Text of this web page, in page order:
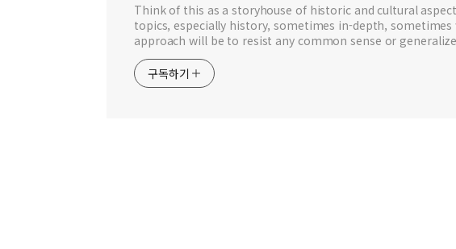
Think of this as a storyhouse of historic and cultural
topics, especially history, sometimes in-depth,
approach will be to resist any common sense or
구독하기